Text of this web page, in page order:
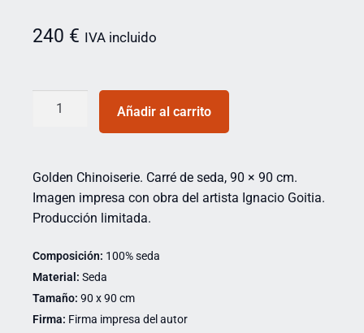
240 € IVA incluido
Añadir al carrito
Golden Chinoiserie. Carré de seda, 90 × 90 cm.
Imagen impresa con obra del artista Ignacio Goitia.
Producción limitada.
Composición: 100% seda
Material: Seda
Tamaño: 90 x 90 cm
Firma: Firma impresa del autor